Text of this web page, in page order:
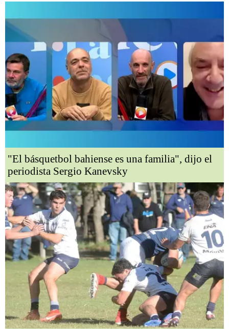
"El básquetbol bahiense es una familia", dijo el
periodista Sergio Kanevsky